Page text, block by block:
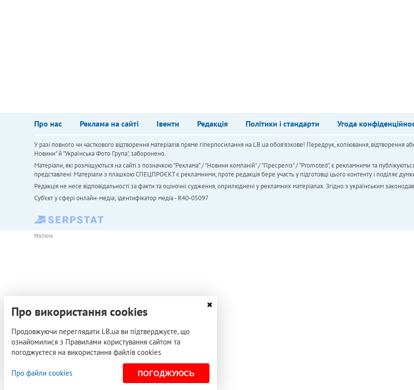
Про нас Реклама на сайті Івенти Редакція Політики і стандарти Угода
У разі повного чи часткового відтворення матеріалів пряме гіперпосилання на LB.ua обов'язкове! Передрук, копіювання, відтворення
Новини" й "Українська Фото Група", заборонено.
Матеріали, які розміщуються на сайті з позначкою "Реклама" / "Новини компаній" / "Пресреліз" / "Promoted", є рекламними та
представлені. Матеріали з плашкою СПЕЦПРОЄКТ є рекламними, проте редакція бере участь у підготовці цього контенту і поділяє
Редакція не несе відповідальності за факти та оціночні судження, оприлюднені у рекламних матеріалах. Згідно з українським
Cуб'єкт у сфері онлайн-медіа; ідентифікатор медіа - R40-05097
РЕКЛАМА
Про використання cookies
Продовжуючи переглядати LB.ua ви підтверджуєте, що
ознайомилися з Правилами користування сайтом та
погоджуєтеся на використання файлів cookies
Про файли cookies ПОГОДЖУЮСЬ